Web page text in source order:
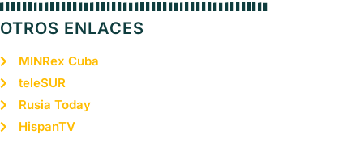
OTROS ENLACES
MINRex Cuba
teleSUR
Rusia Today
HispanTV